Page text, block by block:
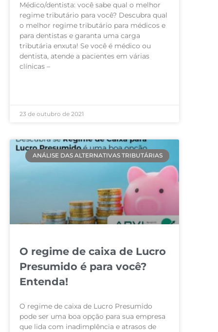
Médico/dentista: você sabe qual o melhor
regime tributário para você? Descubra qual
o melhor regime tributário para médicos e
para dentistas e garanta uma carga
tributária enxuta! Se você é médico ou
dentista, atende a pacientes em várias
clínicas –
23 de outubro de 2021
ANÁLISE DAS ALTERNATIVAS TRIBUTÁRIAS
O regime de caixa de Lucro
Presumido é para você?
Entenda!
O regime de caixa de Lucro Presumido
pode ser uma boa opção para sua empresa
que lida com inadimplência e atrasos de